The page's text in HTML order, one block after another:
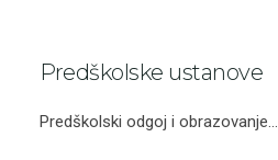
Predškolske ustanove
Predškolski odgoj i obrazovanje...